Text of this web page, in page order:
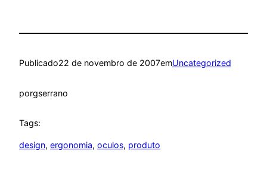
Publicado22 de novembro de 2007emUncategorized
porgserrano
Tags:
design, ergonomia, oculos, produto